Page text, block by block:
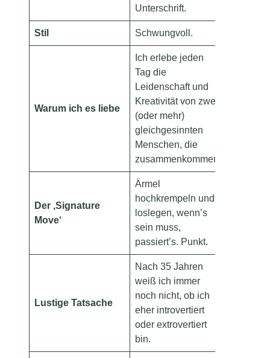
Unterschrift.
Stil Schwungvoll.
Warum ich es liebe
Ich erlebe jeden
Tag die
Leidenschaft und
Kreativität von zwei
(oder mehr)
gleichgesinnten
Menschen, die
zusammenkommen!
Der ‚Signature
Move‘
Ärmel
hochkrempeln und
loslegen, wenn’s
sein muss,
passiert’s. Punkt.
Lustige Tatsache
Nach 35 Jahren
weiß ich immer
noch nicht, ob ich
eher introvertiert
oder extrovertiert
bin.